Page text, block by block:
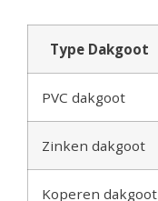
Type Dakgoot
PVC dakgoot
Zinken dakgoot
Koperen dakgoot